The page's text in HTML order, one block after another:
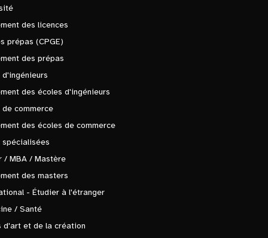
des licences
prépas (CPGE)
des prépas
d'ingénieurs
des écoles d'ingénieurs
de commerce
des écoles de commerce
spécialisées
/ MBA / Mastère
des masters
- Étudier à l'étranger
/ Santé
d'art et de la création